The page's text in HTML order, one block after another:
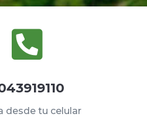

desde tu celular